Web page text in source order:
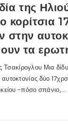
της
κορίτσια
στην
τα
Τσακίρογλου Μια
δύο
-πόσο σπάνιο,…